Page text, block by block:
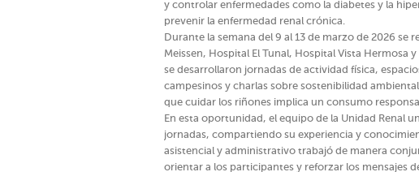
y controlar enfermedades como la diabetes y la
prevenir la enfermedad renal crónica.
Durante la semana del 9 al 13 de marzo de 2026 se
Meissen, Hospital El Tunal, Hospital Vista Hermosa
se desarrollaron jornadas de actividad física,
campesinos y charlas sobre sostenibilidad
que cuidar los riñones implica un consumo
En esta oportunidad, el equipo de la Unidad Renal
jornadas, compartiendo su experiencia y
asistencial y administrativo trabajó de manera
orientar a los participantes y reforzar los mensajes